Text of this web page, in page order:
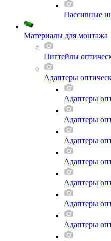
Пассивные
Материалы для монтажа
Пигтейлы
Адаптеры
Адаптеры
Адаптеры
Адаптеры
Адаптеры
Адаптеры
Адаптеры
Адаптеры